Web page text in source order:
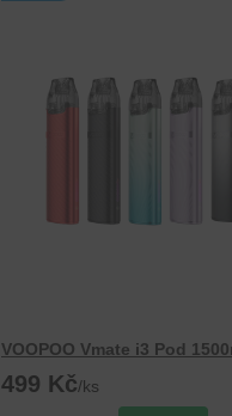
VOOPOO Vmate i3 Pod
499 Kč/ks